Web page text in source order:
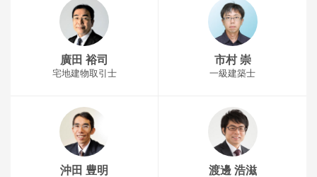
廣田 裕司
宅地建物取引士
市村 崇
一級建築士
沖田 豊明 渡邊 浩滋